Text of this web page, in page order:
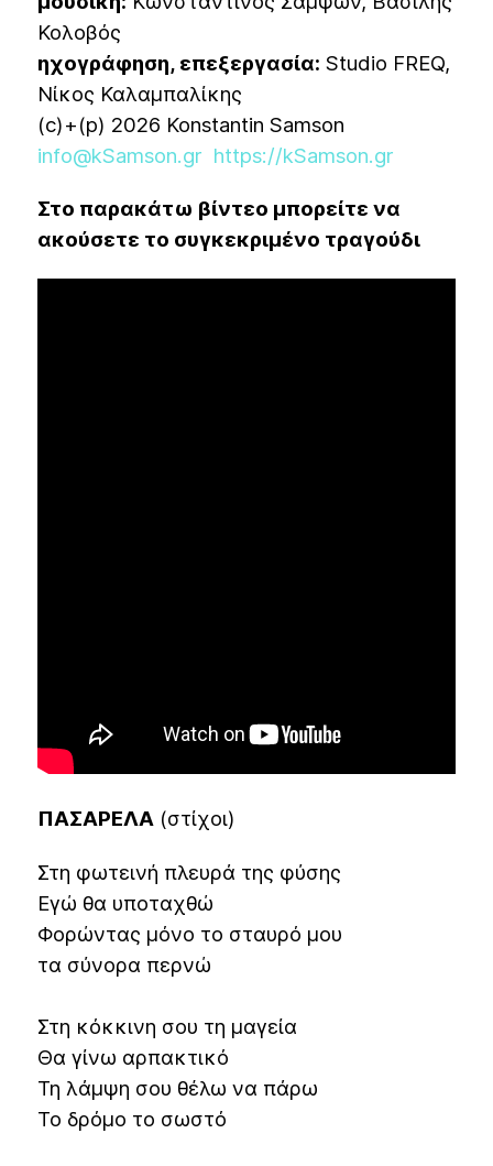
Κολοβός
ηχογράφηση, επεξεργασία: Studio FREQ,
Νίκος Καλαμπαλίκης
(c)+(p) 2026 Konstantin Samson
info@kSamson.gr https://kSamson.gr
Στο παρακάτω βίντεο μπορείτε να
ακούσετε το συγκεκριμένο τραγούδι
ΠΑΣΑΡΕΛΑ (στίχοι)
Στη φωτεινή πλευρά της φύσης
Εγώ θα υποταχθώ
Φορώντας μόνο το σταυρό μου
τα σύνορα περνώ
Στη κόκκινη σου τη μαγεία
Θα γίνω αρπακτικό
Τη λάμψη σου θέλω να πάρω
Το δρόμο το σωστό